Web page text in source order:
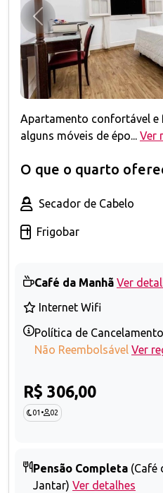
Anterior
Apartamento confortável e
alguns móveis de épo... Ver
O que o quarto
Secador de Cabelo
Frigobar
Café da Manhã Ver
Internet Wifi
Política de
Não Reembolsável Ver
R$ 306,00
01 • 02
Pensão Completa (Café
Jantar) Ver detalhes